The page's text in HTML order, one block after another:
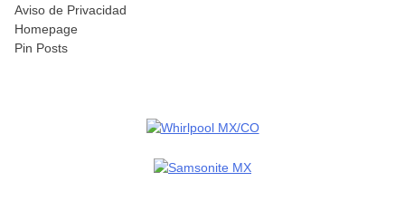
Aviso de Privacidad
Homepage
Pin Posts